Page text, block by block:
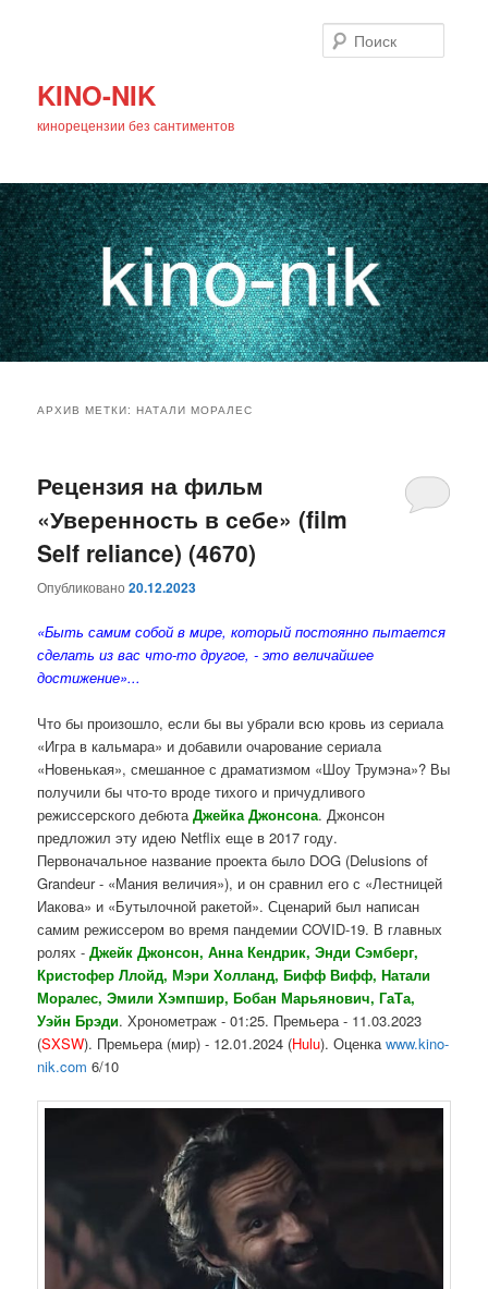
KINO-NIK
кинорецензии без сантиментов
основному
содержимому
дополнительному
содержимому
АРХИВ МЕТКИ:НАТАЛИ МОРАЛЕС
Рецензия на фильм
«Уверенность в себе» (film
Self reliance) (4670)
Опубликовано20.12.2023
«Быть ​​самим собой в мире, который постоянно пытается
сделать из вас что-то другое, - это величайшее
достижение»...
Что бы произошло, если бы вы убрали всю кровь из сериала
«Игра в кальмара» и добавили очарование сериала
«Новенькая», смешанное с драматизмом «Шоу Трумэна»? Вы
получили бы что-то вроде тихого и причудливого
режиссерского дебютаДжейка Джонсона. Джонсон
предложил эту идею Netflix еще в 2017 году.
Первоначальное название проекта было DOG (Delusions of
Grandeur - «Мания величия»), и он сравнил его с «Лестницей
Иакова» и «Бутылочной ракетой». Сценарий был написан
самим режиссером во время пандемии COVID-19. В главных
ролях -Джейк Джонсон, Анна Кендрик, Энди Сэмберг,
Кристофер Ллойд, Мэри Холланд, Бифф Вифф, Натали
Моралес, Эмили Хэмпшир, Бобан Марьянович, ГаТа,
Уэйн Брэди. Хронометраж - 01:25. Премьера - 11.03.2023
(SXSW). Премьера (мир) - 12.01.2024 (Hulu). Оценкаwww.kino-
nik.com 6/10